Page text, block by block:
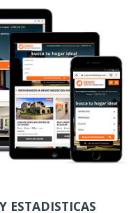
ESTADISTICAS